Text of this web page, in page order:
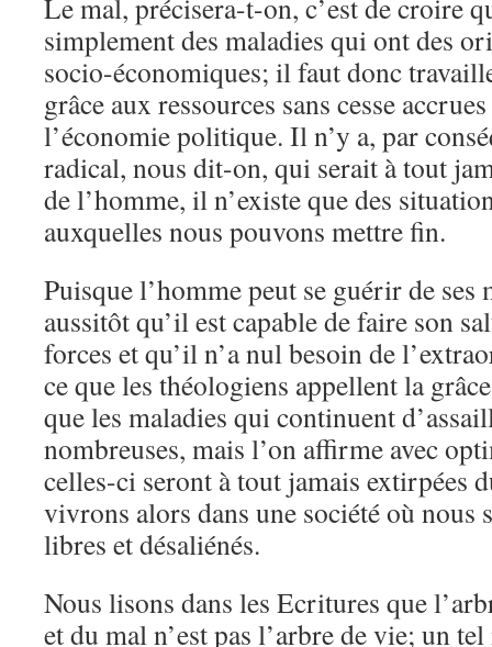
Le mal, précisera-t-on, c’est de croire
simplement des maladies qui ont des
socio-économiques; il faut donc
grâce aux ressources sans cesse
l’économie politique. Il n’y a, par
radical, nous dit-on, qui serait à tout
de l’homme, il n’existe que des
auxquelles nous pouvons mettre fin.
Puisque l’homme peut se guérir de ses
aussitôt qu’il est capable de faire son
forces et qu’il n’a nul besoin de
ce que les théologiens appellent la
que les maladies qui continuent
nombreuses, mais l’on affirme avec
celles-ci seront à tout jamais extirpées
vivrons alors dans une société où nous
libres et désaliénés.
Nous lisons dans les Ecritures que
et du mal n’est pas l’arbre de vie; un tel